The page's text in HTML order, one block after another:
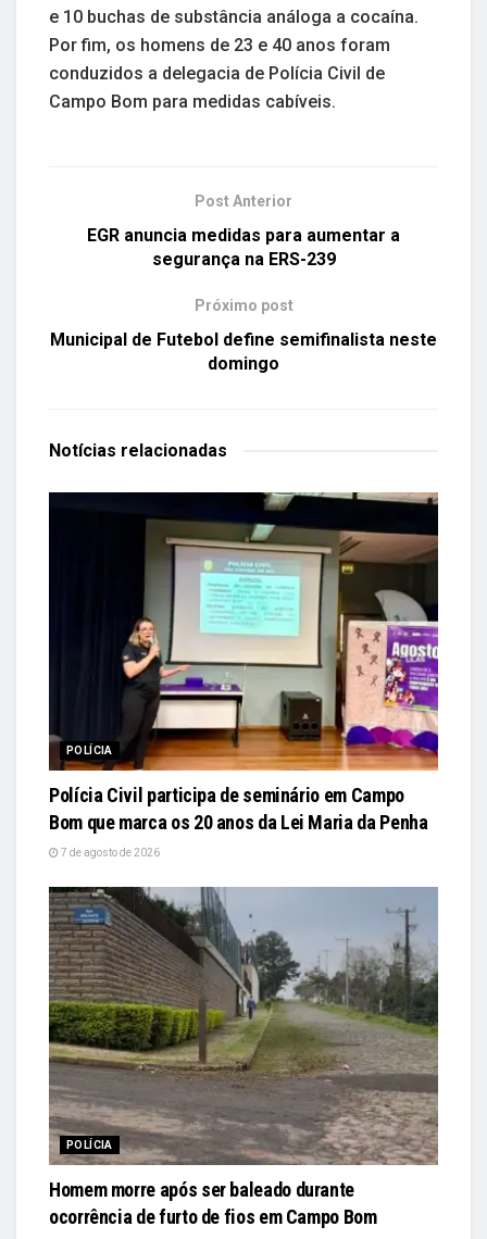
e 10 buchas de substância análoga a cocaína.
Por fim, os homens de 23 e 40 anos foram
conduzidos a delegacia de Polícia Civil de
Campo Bom para medidas cabíveis.
Post Anterior
EGR anuncia medidas para aumentar a
segurança na ERS-239
Próximo post
Municipal de Futebol define semifinalista neste
domingo
Notícias relacionadas
POLÍCIA
Polícia Civil participa de seminário em Campo
Bom que marca os 20 anos da Lei Maria da Penha
7 de agosto de 2026
POLÍCIA
Homem morre após ser baleado durante
ocorrência de furto de fios em Campo Bom